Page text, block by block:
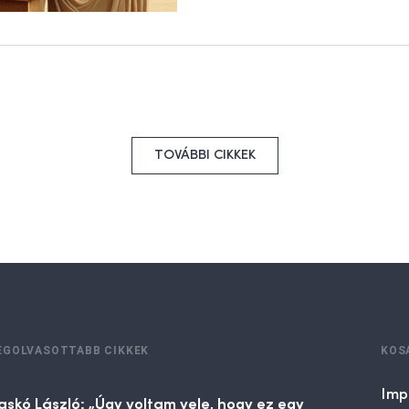
TOVÁBBI CIKKEK
CIKKEK
László: „Úgy voltam vele, hogy ez egy